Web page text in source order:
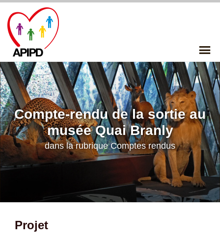
content
Compte-rendu de la sortie au
musée Quai Branly
dans la rubriqueComptes rendus
Projet